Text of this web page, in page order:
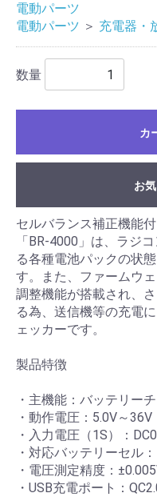
電動パーツ
電動パーツ ＞ 充電器・
数量
カ
お
セルバランス補正機能
「BR-4000」は、ラジ
る各種電池パックの状
す。また、ファームウ
調整機能が搭載され、
る為、送信機等の充電
ェッカーです。
製品特徴
・主機能：バッテリー
・動作電圧：5.0V～36V
・入力電圧（1S）：
・対応バッテリーセル
・電圧測定精度：
・USB充電ポート：